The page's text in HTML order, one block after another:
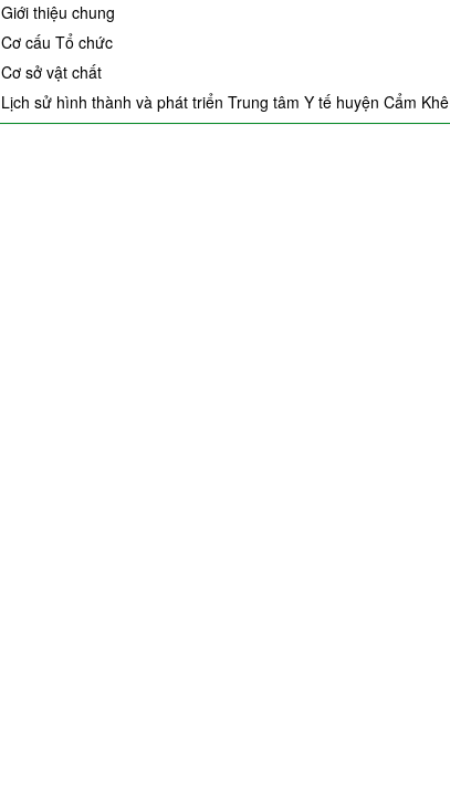
Giới thiệu chung
Cơ cấu Tổ chức
Cơ sở vật chất
Lịch sử hình thành và phát triển Trung tâm Y tế huyện Cẩm Khê